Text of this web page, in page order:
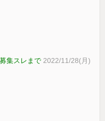
集スレまで 2022/11/28(月)